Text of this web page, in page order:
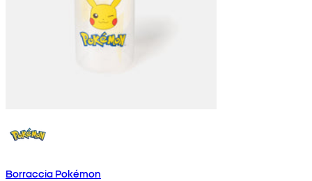
Borraccia Pokémon